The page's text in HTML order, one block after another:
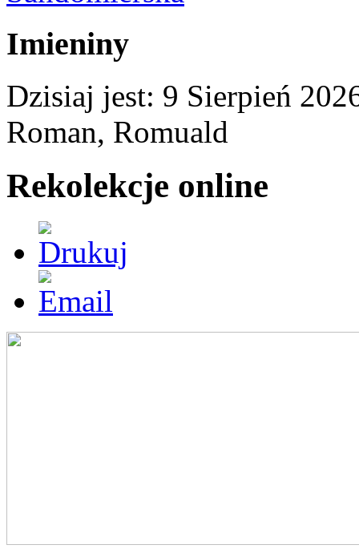
Imieniny
Dzisiaj jest: 9 Sierpień
Roman, Romuald
Rekolekcje online